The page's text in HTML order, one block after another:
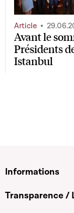
Avant le
Présidents
Istanbul
Article
Informations
Transparence /